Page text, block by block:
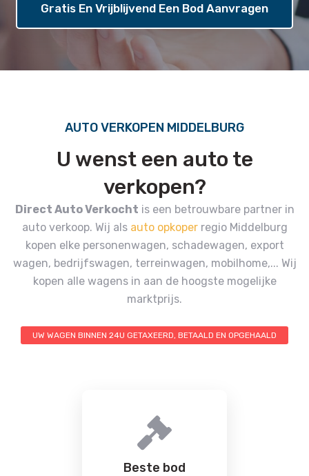
Gratis En Vrijblijvend Een Bod Aanvragen
AUTO VERKOPEN MIDDELBURG
U wenst een auto te
verkopen?
Direct Auto Verkocht is een betrouwbare partner in
auto verkoop. Wij als auto opkoperregio Middelburg
kopen elke personenwagen, schadewagen, export
wagen, bedrijfswagen, terreinwagen, mobilhome,... Wij
kopen alle wagens in aan de hoogste mogelijke
marktprijs.
UW WAGEN BINNEN 24U GETAXEERD, BETAALD EN OPGEHAALD
Beste bod